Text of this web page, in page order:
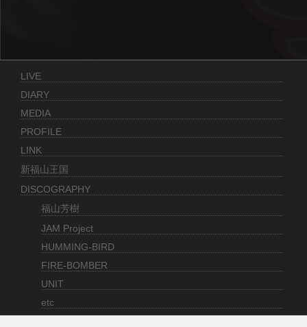
LIVE
DIARY
MEDIA
PROFILE
LINK
新福山王国
DISCOGRAPHY
福山芳樹
JAM Project
HUMMING-BIRD
FIRE-BOMBER
UNIT
etc